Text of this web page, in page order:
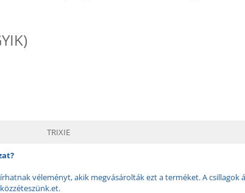
TRIXIE
véleményt, akik megvásárolták ezt a terméket. A